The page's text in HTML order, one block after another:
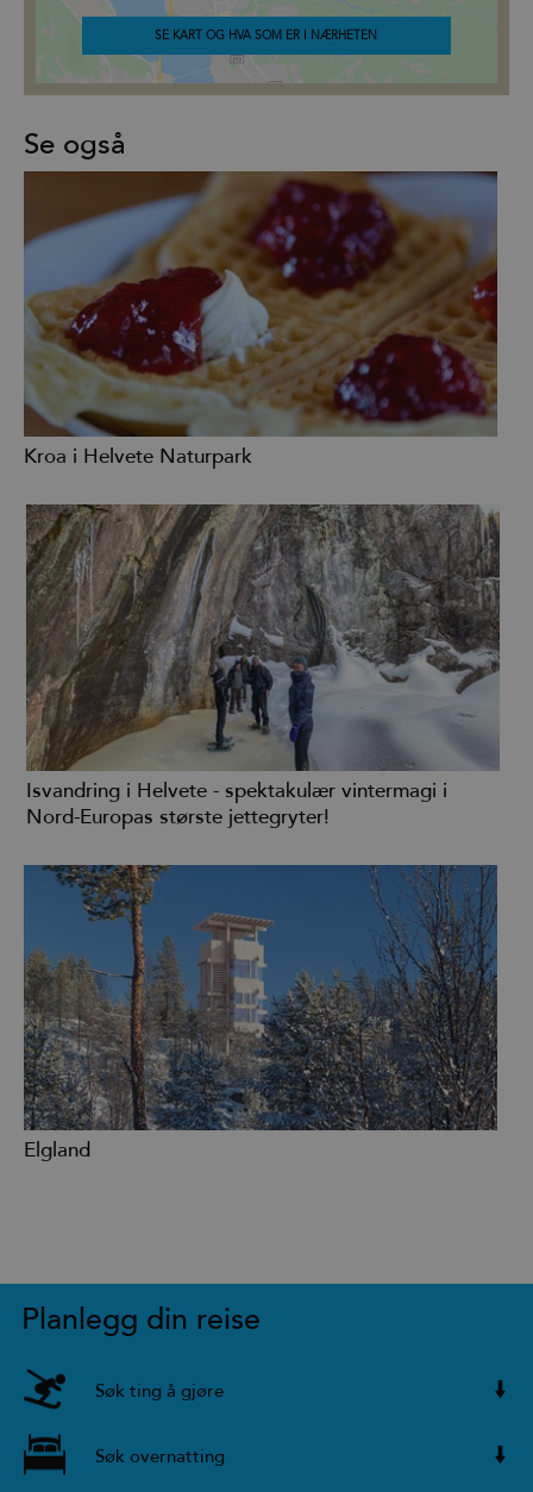
SE KART OG HVA SOM ER I NÆRHETEN
Se også
Kroa i Helvete Naturpark
Isvandring i Helvete - spektakulær vintermagi i
Nord-Europas største jettegryter!
Elgland
Planlegg din reise
Søk ting å gjøre
Søk overnatting